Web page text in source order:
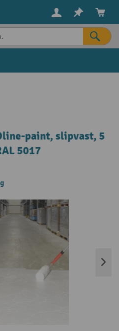
paint, slipvast, 5
5017